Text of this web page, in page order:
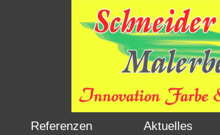
Referenzen Aktuelles